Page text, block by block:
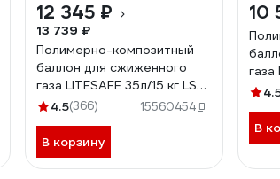
12 345 ₽
13 739 ₽
Полимерно-композитный
баллон для сжиженного
газа LITESAFE 35л/15 кг LS
35L4.5(366) 15560454
В корзину
10
газа
В